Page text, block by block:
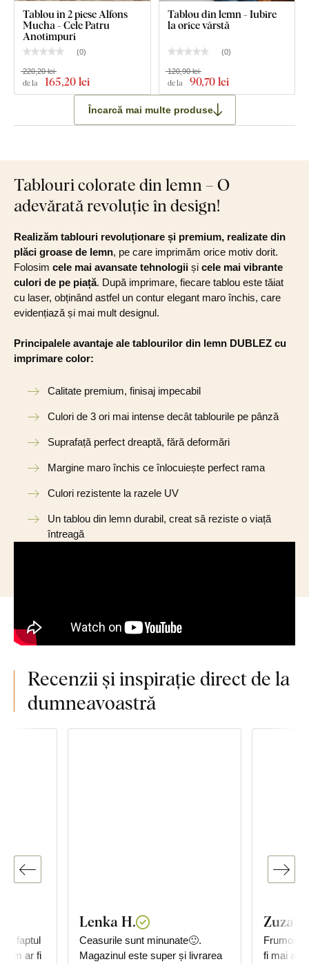
Tablou în 2 piese Alfons
Mucha - Cele Patru
Anotimpuri
(0)
de la 165,20 lei
220,20 lei
Tablou din lemn - Iubire
la orice vârstă
(0)
de la 90,70 lei
120,90 lei
Încarcă mai multe produse
Tablouri colorate din lemn – O
adevărată revoluție în design!
Realizăm tablouri revoluționare și premium, realizate din
plăci groase de lemn, pe care imprimăm orice motiv dorit.
Folosim cele mai avansate tehnologii și cele mai vibrante
culori de pe piață. După imprimare, fiecare tablou este tăiat
cu laser, obținând astfel un contur elegant maro închis, care
evidențiază și mai mult designul.
Principalele avantaje ale tablourilor din lemn DUBLEZ cu
imprimare color:
Calitate premium, finisaj impecabil
Culori de 3 ori mai intense decât tablourile pe pânză
Suprafață perfect dreaptă, fără deformări
Margine maro închis ce înlocuiește perfect rama
Culori rezistente la razele UV
Un tablou din lemn durabil, creat să reziste o viață
întreagă
Recenzii și inspirație direct de la
dumneavoastră
și faptul
ar fi
Lenka H.
Ceasurile sunt minunate🙂.
Magazinul este super și livrarea
Frumos
fi mai aurii. M-am